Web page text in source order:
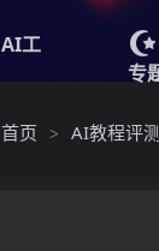
AI工
专
首页 > AI教程评测